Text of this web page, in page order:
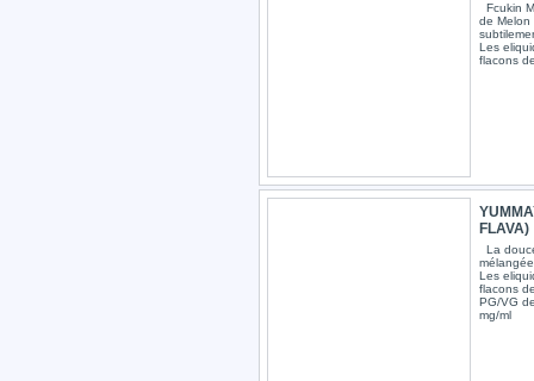
Fcukin
de Melon
Les
flacons
FLAVA)
La
Les
flacons
PG/VG
mg/ml